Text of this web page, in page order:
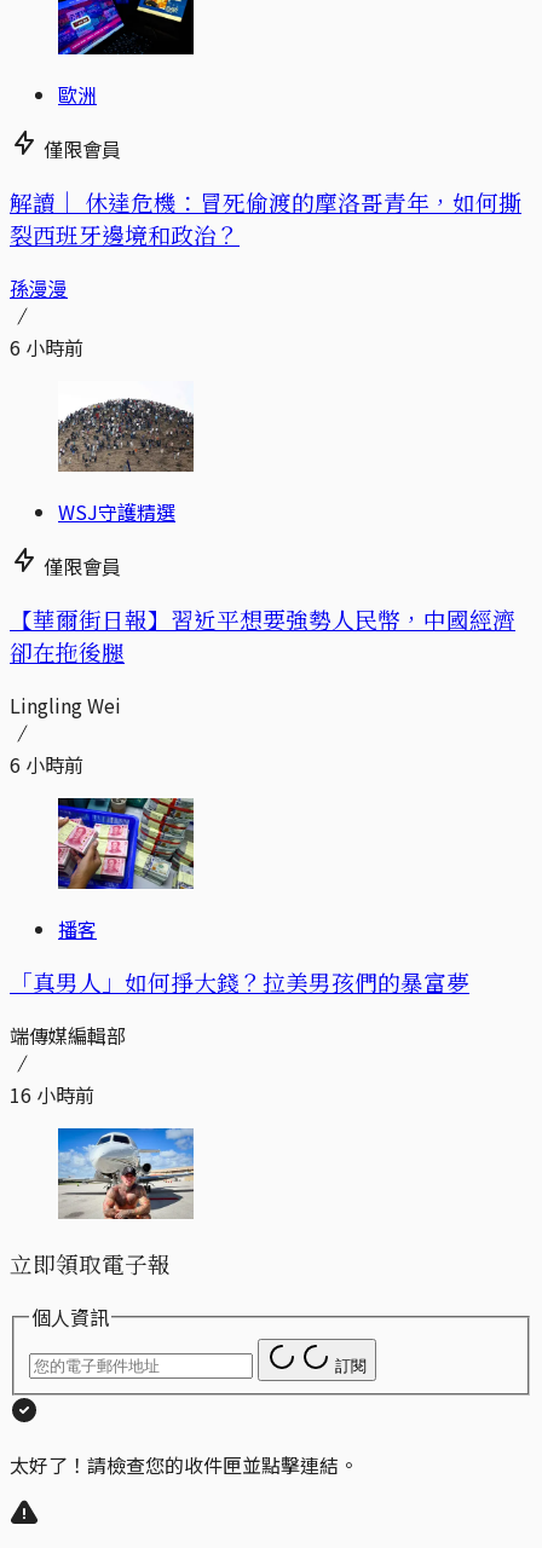
歐洲
僅限會員
解讀｜ 休達危機：冒死偷渡的摩洛哥青年，如何撕
裂西班牙邊境和政治？
孫漫漫
6 小時前
WSJ守護精選
僅限會員
【華爾街日報】習近平想要強勢人民幣，中國經濟
卻在拖後腿
Lingling Wei
6 小時前
播客
「真男人」如何掙大錢？拉美男孩們的暴富夢
端傳媒編輯部
16 小時前
立即領取電子報
個人資訊
訂閱
太好了！請檢查您的收件匣並點擊連結。